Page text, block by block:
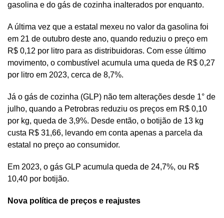
gasolina e do gás de cozinha inalterados por enquanto.
A última vez que a estatal mexeu no valor da gasolina foi
em 21 de outubro deste ano, quando reduziu o preço em
R$ 0,12 por litro para as distribuidoras. Com esse último
movimento, o combustível acumula uma queda de R$ 0,27
por litro em 2023, cerca de 8,7%.
Já o gás de cozinha (GLP) não tem alterações desde 1° de
julho, quando a Petrobras reduziu os preços em R$ 0,10
por kg, queda de 3,9%. Desde então, o botijão de 13 kg
custa R$ 31,66, levando em conta apenas a parcela da
estatal no preço ao consumidor.
Em 2023, o gás GLP acumula queda de 24,7%, ou R$
10,40 por botijão.
Nova política de preços e reajustes